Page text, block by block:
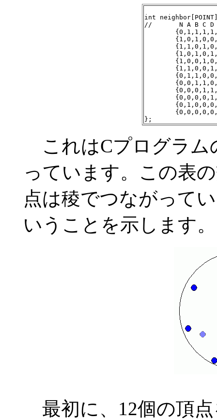
int
//	 N A B C D E F G H I J S
};
これはCプログラム
っています。この表
点は稜でつながって
いうことを示します。
最初に、12個の頂